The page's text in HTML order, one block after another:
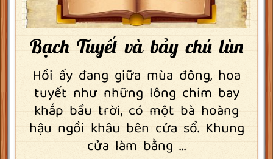
Bạch Tuyết và bảy chú lùn
Hồi ấy đang giữa mùa đông, hoa
tuyết như những lông chim bay
khắp bầu trời, có một bà hoàng
hậu ngồi khâu bên cửa sổ. Khung
cửa làm bằng ...